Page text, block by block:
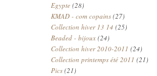
Egypte (28)
KMAD - com copains (27)
Collection hiver 13 14 (25)
Beaded - bijoux (24)
Collection hiver 2010-2011 (24)
Collection printemps été 2011 (21)
Pics (21)